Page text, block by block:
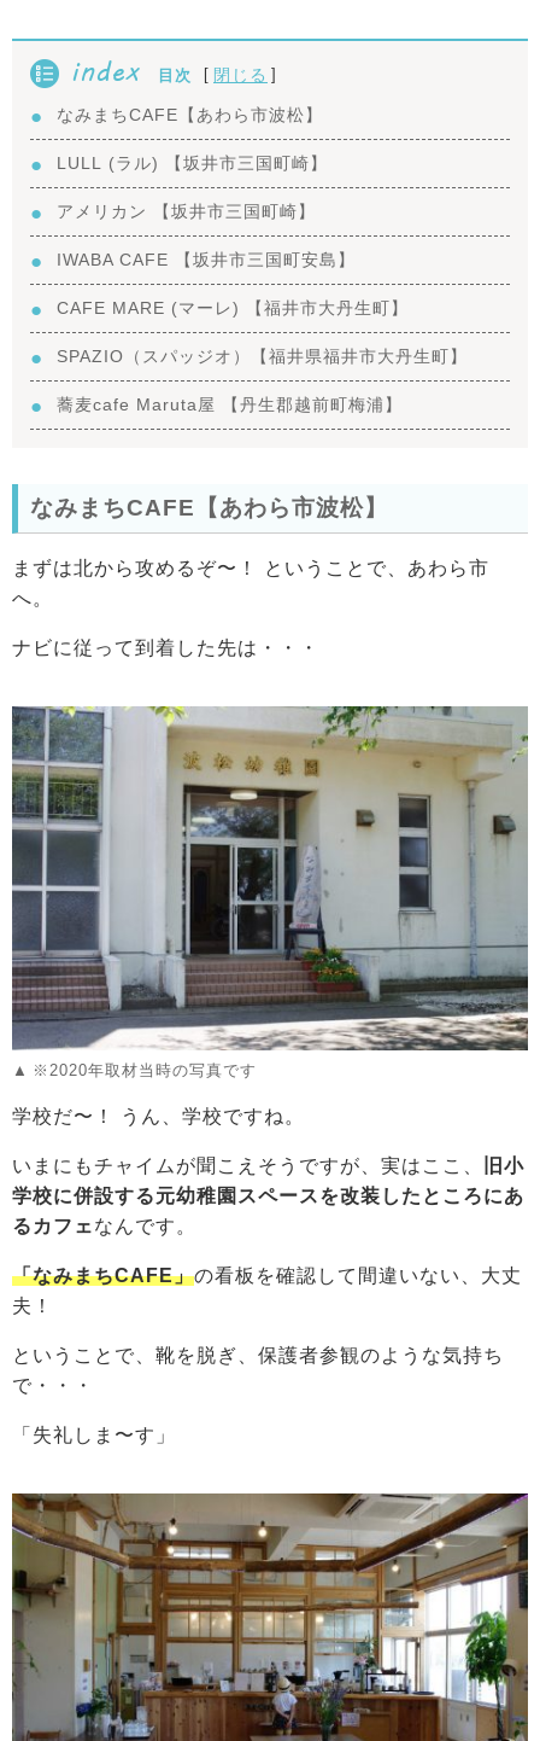
index 目次 [ 閉じる ]
なみまちCAFE【あわら市波松】
LULL (ラル) 【坂井市三国町崎】
アメリカン 【坂井市三国町崎】
IWABA CAFE 【坂井市三国町安島】
CAFE MARE (マーレ) 【福井市大丹生町】
SPAZIO（スパッジオ）【福井県福井市大丹生町】
蕎麦cafe Maruta屋 【丹生郡越前町梅浦】
なみまちCAFE【あわら市波松】
まずは北から攻めるぞ〜！ ということで、あわら市
へ。
ナビに従って到着した先は・・・
※2020年取材当時の写真です
学校だ〜！ うん、学校ですね。
いまにもチャイムが聞こえそうですが、実はここ、
旧小
学校に併設する元幼稚園スペースを改装したところにあ
る カフェなんです。
「なみまちCAFE」の看板を確認して間違いない、大丈
夫！
ということで、靴を脱ぎ、保護者参観のような気持ち
で・・・
「失礼しま〜す」